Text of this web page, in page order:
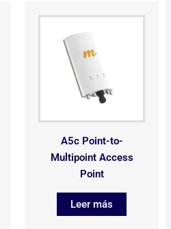
A5c Point-to-
Multipoint Access
Point
Leer más